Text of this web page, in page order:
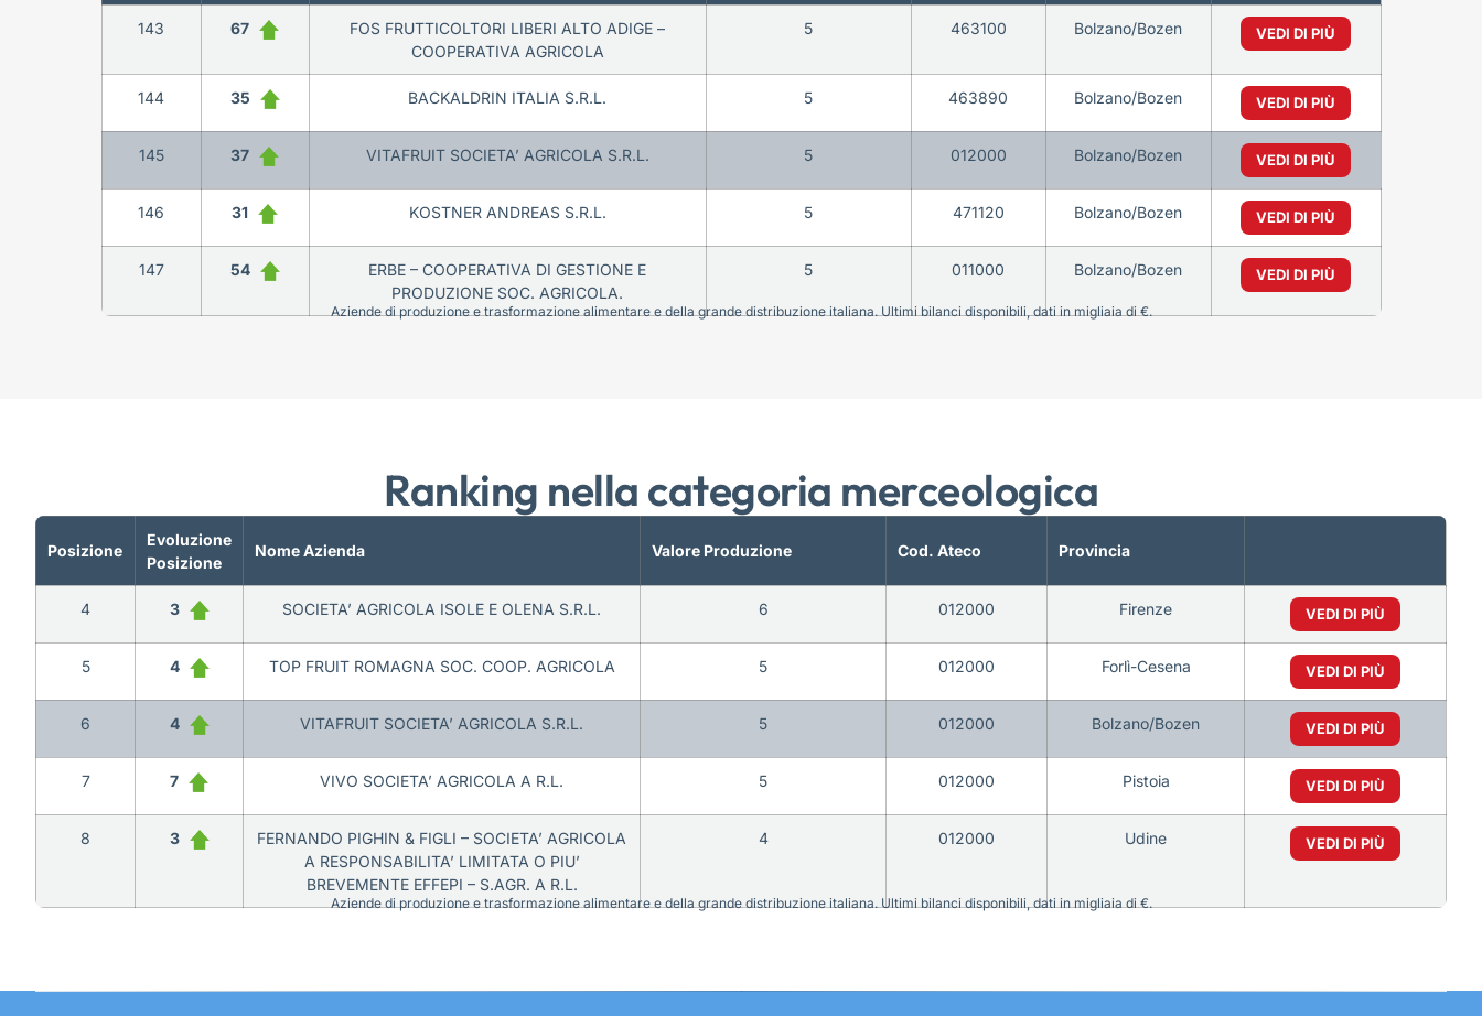
143 67
FOS FRUTTICOLTORI LIBERI ALTO ADIGE –
COOPERATIVA AGRICOLA
5 463100 Bolzano/Bozen VEDI DI PIÙ
144 35 BACKALDRIN ITALIA S.R.L. 5 463890 Bolzano/Bozen VEDI DI PIÙ
145 37 VITAFRUIT SOCIETA’ AGRICOLA S.R.L. 5 012000 Bolzano/Bozen VEDI DI PIÙ
146 31 KOSTNER ANDREAS S.R.L. 5 471120 Bolzano/Bozen VEDI DI PIÙ
147 54
ERBE – COOPERATIVA DI GESTIONE E
PRODUZIONE SOC. AGRICOLA.
5 011000 Bolzano/Bozen VEDI DI PIÙ
Aziende di produzione e trasformazione alimentare e della grande distribuzione italiana. Ultimi bilanci disponibili, dati in migliaia di €.
Ranking nella categoria merceologica
Posizione
Evoluzione
Posizione
Nome Azienda Valore Produzione Cod. Ateco Provincia
4 3 SOCIETA’ AGRICOLA ISOLE E OLENA S.R.L. 6 012000 Firenze VEDI DI PIÙ
5 4 TOP FRUIT ROMAGNA SOC. COOP. AGRICOLA 5 012000 Forlì-Cesena VEDI DI PIÙ
6 4 VITAFRUIT SOCIETA’ AGRICOLA S.R.L. 5 012000 Bolzano/Bozen VEDI DI PIÙ
7 7 VIVO SOCIETA’ AGRICOLA A R.L. 5 012000 Pistoia VEDI DI PIÙ
8 3
FERNANDO PIGHIN & FIGLI – SOCIETA’ AGRICOLA
A RESPONSABILITA’ LIMITATA O PIU’
BREVEMENTE EFFEPI – S.AGR. A R.L.
4 012000 Udine VEDI DI PIÙ
Aziende di produzione e trasformazione alimentare e della grande distribuzione italiana. Ultimi bilanci disponibili, dati in migliaia di €.